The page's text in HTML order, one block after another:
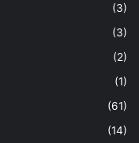
(3)
(3)
(2)
(1)
(61)
(14)